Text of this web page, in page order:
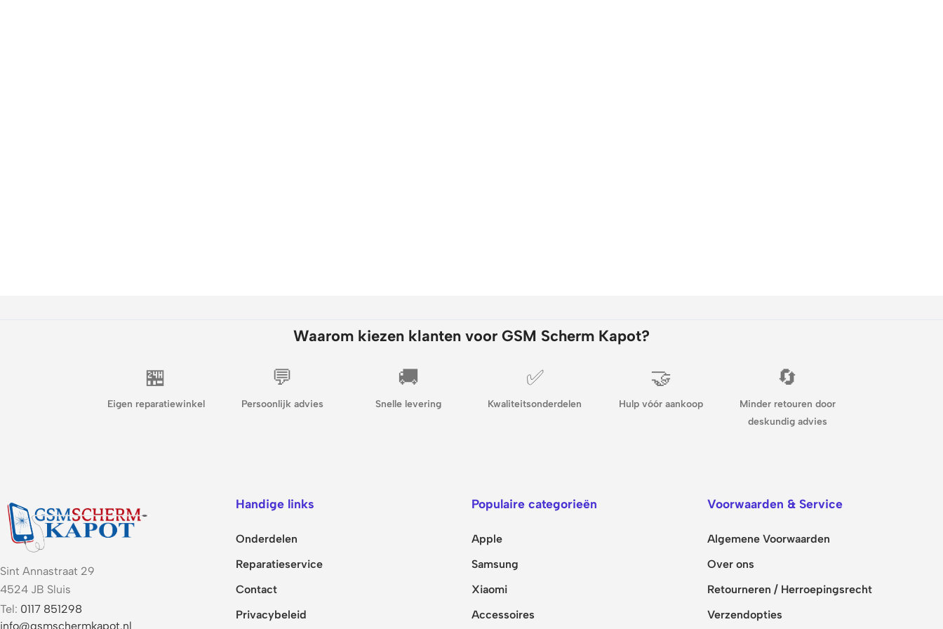
Waarom kiezen klanten voor GSM Scherm Kapot?
🏪
Eigen reparatiewinkel
💬
Persoonlijk advies
🚚
Snelle levering
✅
Kwaliteitsonderdelen
🤝
Hulp vóór aankoop
🔄
Minder retouren door
deskundig advies
Sint Annastraat 29
4524 JB Sluis
Tel: 0117 851298
info@gsmschermkapot.nl
Handige links
Onderdelen
Reparatieservice
Contact
Privacybeleid
Populaire categorieën
Apple
Samsung
Xiaomi
Accessoires
Voorwaarden & Service
Algemene Voorwaarden
Over ons
Retourneren / Herroepingsrecht
Verzendopties